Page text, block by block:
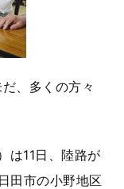
、多くの方々
は11日、陸路が
田市の小野地区